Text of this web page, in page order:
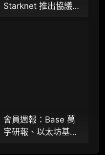
课题/选题经审核通过
时，话题需审核）
Starknet 推出協議級
會員週報：Base 萬
字研報、以太坊基金